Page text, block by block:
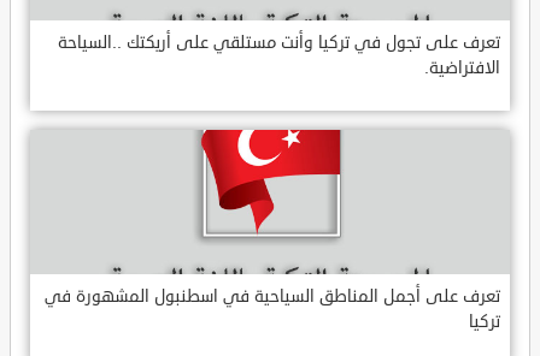
تعرف على تجول في تركيا وأنت مستلقي على أريكتك ..السياحة
الافتراضية.
تعرف على أجمل المناطق السياحية في اسطنبول المشهورة في
تركيا